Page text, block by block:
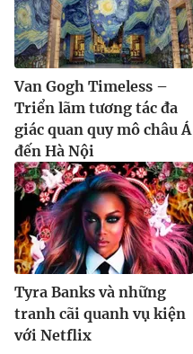
Van Gogh Timeless –
Triển lãm tương tác đa
giác quan quy mô châu Á
đến Hà Nội
Tyra Banks và những
tranh cãi quanh vụ kiện
với Netflix